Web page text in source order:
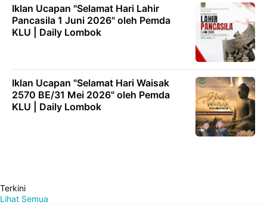
Iklan Ucapan "Selamat Hari Lahir
Pancasila 1 Juni 2026" oleh Pemda
KLU | Daily Lombok
Iklan Ucapan "Selamat Hari Waisak
2570 BE/31 Mei 2026" oleh Pemda
KLU | Daily Lombok
Terkini
Lihat Semua